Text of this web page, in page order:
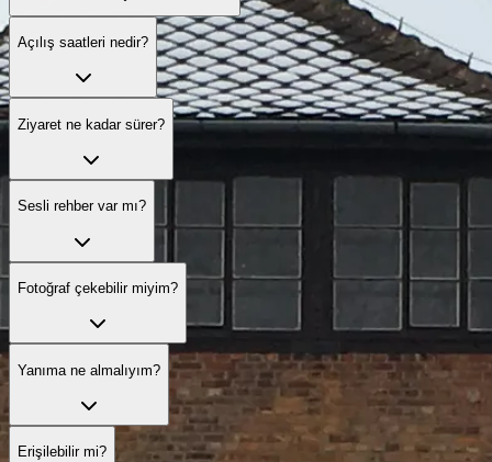
Açılış saatleri nedir?
Ziyaret ne kadar sürer?
Sesli rehber var mı?
Fotoğraf çekebilir miyim?
Yanıma ne almalıyım?
Erişilebilir mi?